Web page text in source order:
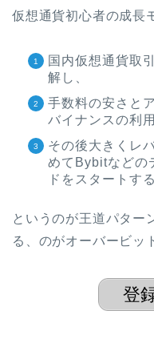
仮想通貨初心者の成長
国内仮想通貨取
解し、
手数料の安さと
バイナンスの利用
その後大きくレ
めてBybitなどの
ドをスタートする
というのが王道パタ
る、のがオーバービッ
登